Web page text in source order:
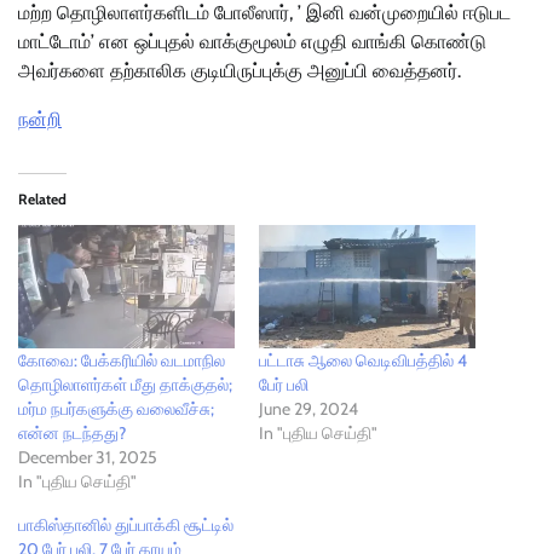
மற்ற தொழிலாளர்களிடம் போலீஸார், ’ இனி வன்முறையில் ஈடுபட
மாட்டோம்’ என ஒப்புதல் வாக்குமூலம் எழுதி வாங்கி கொண்டு
அவர்களை தற்காலிக குடியிருப்புக்கு அனுப்பி வைத்தனர்.
நன்றி
Related
கோவை: பேக்கரியில் வடமாநில
தொழிலாளர்கள் மீது தாக்குதல்;
மர்ம நபர்களுக்கு வலைவீச்சு;
என்ன நடந்தது?
December 31, 2025
In "புதிய செய்தி"
பட்டாசு ஆலை வெடிவிபத்தில் 4
பேர் பலி
June 29, 2024
In "புதிய செய்தி"
பாகிஸ்தானில் துப்பாக்கி சூட்டில்
20 பேர் பலி, 7 பேர் காயம்